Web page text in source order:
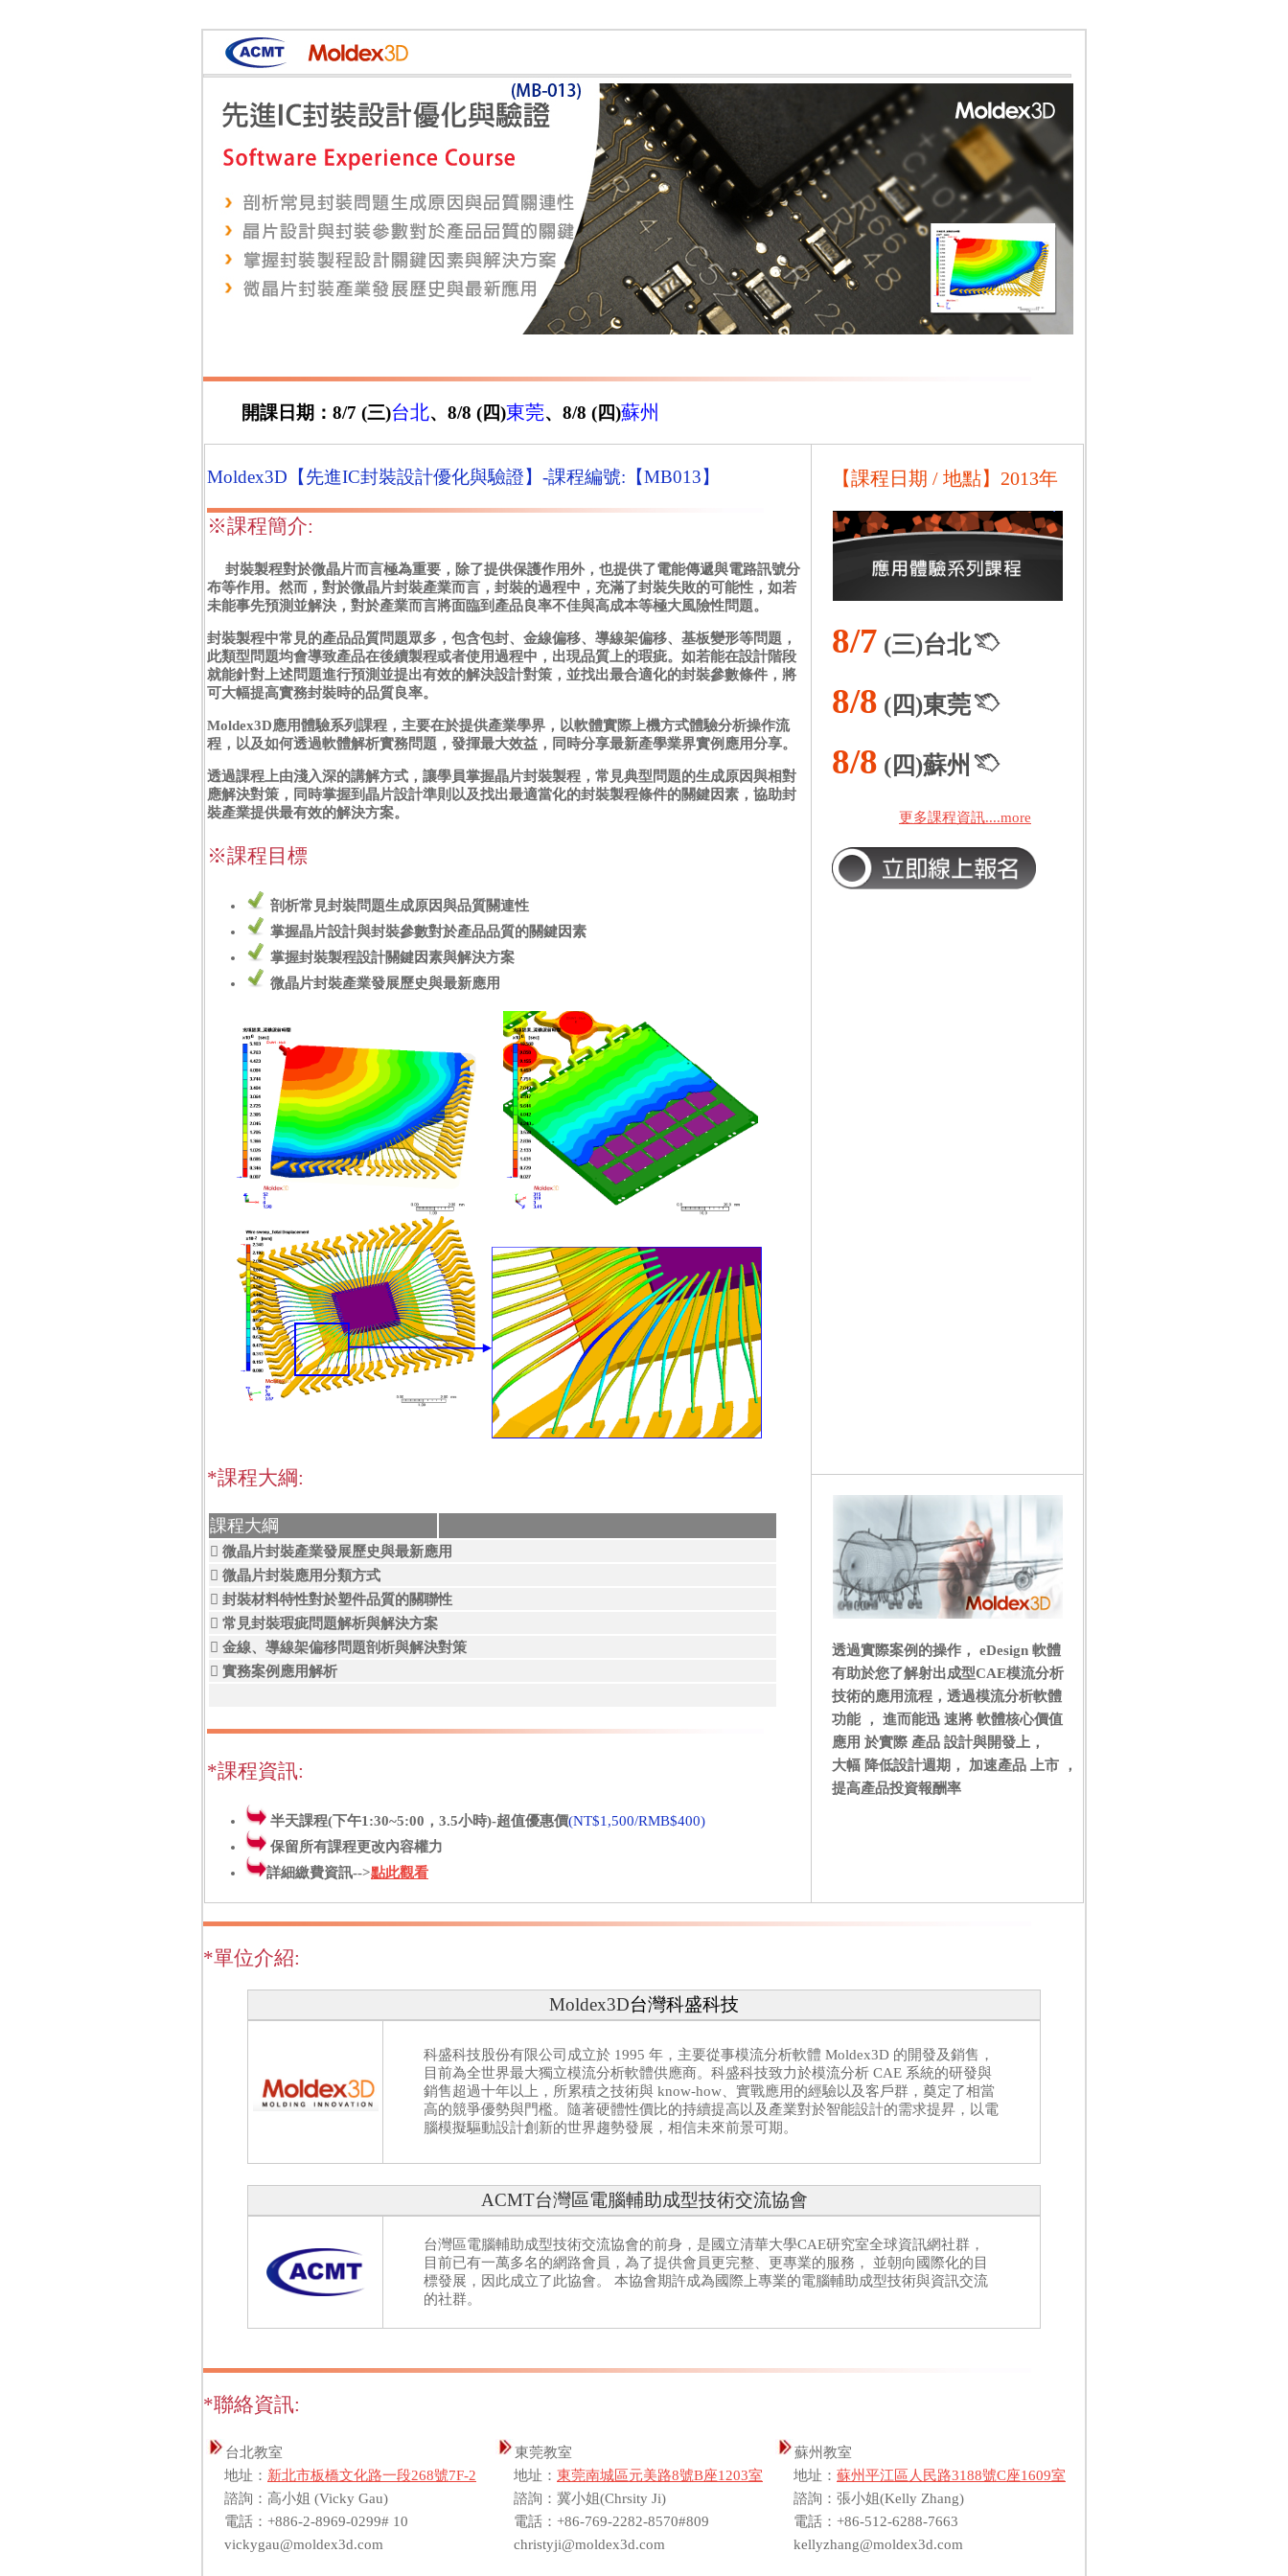
開課日期：8/7 (三)台北、8/8 (四)東莞、8/8 (四)蘇州
Moldex3D【先進IC封裝設計優化與驗證】-課程編號:【MB013】
※課程簡介:
封裝製程對於微晶片而言極為重要，除了提供保護作用外，也提供了電能傳遞與電路訊號分
布等作用。然而，對於微晶片封裝產業而言，封裝的過程中，充滿了封裝失敗的可能性，如若
未能事先預測並解決，對於產業而言將面臨到產品良率不佳與高成本等極大風險性問題。
封裝製程中常見的產品品質問題眾多，包含包封、金線偏移、導線架偏移、基板變形等問題，
此類型問題均會導致產品在後續製程或者使用過程中，出現品質上的瑕疵。如若能在設計階段
就能針對上述問題進行預測並提出有效的解決設計對策，並找出最合適化的封裝參數條件，將
可大幅提高實務封裝時的品質良率。
Moldex3D應用體驗系列課程，主要在於提供產業學界，以軟體實際上機方式體驗分析操作流
程，以及如何透過軟體解析實務問題，發揮最大效益，同時分享最新產學業界實例應用分享。
透過課程上由淺入深的講解方式，讓學員掌握晶片封裝製程，常見典型問題的生成原因與相對
應解決對策，同時掌握到晶片設計準則以及找出最適當化的封裝製程條件的關鍵因素，協助封
裝產業提供最有效的解決方案。
※課程目標
剖析常見封裝問題生成原因與品質關連性
掌握晶片設計與封裝參數對於產品品質的關鍵因素
掌握封裝製程設計關鍵因素與解決方案
微晶片封裝產業發展歷史與最新應用
*課程大綱:
課程大綱
 微晶片封裝產業發展歷史與最新應用
 微晶片封裝應用分類方式
 封裝材料特性對於塑件品質的關聯性
 常見封裝瑕疵問題解析與解決方案
 金線、導線架偏移問題剖析與解決對策
 實務案例應用解析
*課程資訊:
半天課程(下午1:30~5:00，3.5小時)-超值優惠價(NT$1,500/RMB$400)
保留所有課程更改內容權力
詳細繳費資訊-->點此觀看
【課程日期 / 地點】2013年
8/7 (三)台北
8/8 (四)東莞
8/8 (四)蘇州
更多課程資訊....more
透過實際案例的操作， eDesign 軟體
有助於您了解射出成型CAE模流分析
技術的應用流程，透過模流分析軟體
功能 ， 進而能迅 速將 軟體核心價值
應用 於實際 產品 設計與開發上，
大幅 降低設計週期， 加速產品 上市 ，
提高產品投資報酬率
*單位介紹:
Moldex3D台灣科盛科技
科盛科技股份有限公司成立於 1995 年，主要從事模流分析軟體 Moldex3D 的開發及銷售，
目前為全世界最大獨立模流分析軟體供應商。科盛科技致力於模流分析 CAE 系統的研發與
銷售超過十年以上，所累積之技術與 know-how、實戰應用的經驗以及客戶群，奠定了相當
高的競爭優勢與門檻。隨著硬體性價比的持續提高以及產業對於智能設計的需求提昇，以電
腦模擬驅動設計創新的世界趨勢發展，相信未來前景可期。
ACMT台灣區電腦輔助成型技術交流協會
台灣區電腦輔助成型技術交流協會的前身，是國立清華大學CAE研究室全球資訊網社群，
目前已有一萬多名的網路會員，為了提供會員更完整、更專業的服務， 並朝向國際化的目
標發展，因此成立了此協會。 本協會期許成為國際上專業的電腦輔助成型技術與資訊交流
的社群。
*聯絡資訊:
台北教室
地址： 新北市板橋文化路一段268號7F-2
諮詢：高小姐 (Vicky Gau)
電話：+886-2-8969-0299# 10
vickygau@moldex3d.com
東莞教室
地址： 東莞南城區元美路8號B座1203室
諮詢：冀小姐(Chrsity Ji)
電話：+86-769-2282-8570#809
christyji@moldex3d.com
蘇州教室
地址： 蘇州平江區人民路3188號C座1609室
諮詢：張小姐(Kelly Zhang)
電話：+86-512-6288-7663
kellyzhang@moldex3d.com